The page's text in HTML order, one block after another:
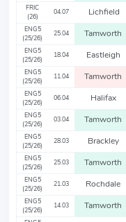
FRIC
(26)
04.07 Lichfield
ENG5
(25/26)
25.04 Tamworth
ENG5
(25/26)
18.04 Eastleigh
ENG5
(25/26)
11.04 Tamworth
ENG5
(25/26)
06.04 Halifax
ENG5
(25/26)
03.04 Tamworth
ENG5
(25/26)
28.03 Brackley
ENG5
(25/26)
25.03 Tamworth
ENG5
(25/26)
21.03 Rochdale
ENG5
(25/26)
14.03 Tamworth